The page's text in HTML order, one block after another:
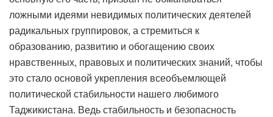
ложными идеями невидимых политических деятелей
радикальных группировок, а стремиться к
образованию, развитию и обогащению своих
нравственных, правовых и политических знаний, чтобы
это стало основой укрепления всеобъемлющей
политической стабильности нашего любимого
Таджикистана. Ведь стабильность и безопасность